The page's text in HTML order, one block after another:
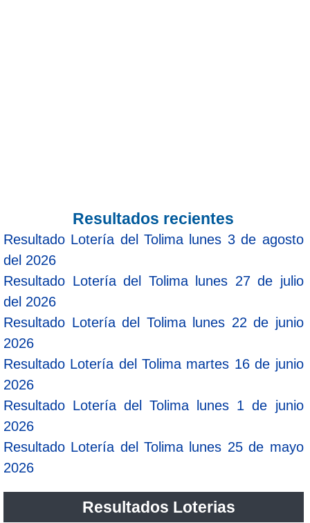
Resultados recientes
Resultado Lotería del Tolima lunes 3 de agosto
del 2026
Resultado Lotería del Tolima lunes 27 de julio
del 2026
Resultado Lotería del Tolima lunes 22 de junio
2026
Resultado Lotería del Tolima martes 16 de junio
2026
Resultado Lotería del Tolima lunes 1 de junio
2026
Resultado Lotería del Tolima lunes 25 de mayo
2026
Resultados Loterias